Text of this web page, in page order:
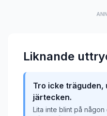
Liknande
Tro icke träguden,
järtecken.
Lita inte blint på